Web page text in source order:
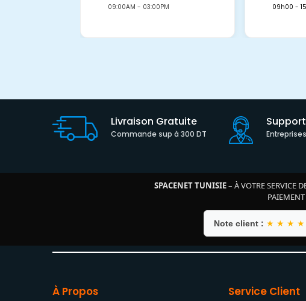
09:00AM - 03:00PM
09h00 -
Livraison Gratuite
Commande sup à 300 DT
SPACENET TUNISIE– À VOTRE SERVICE
Note client : ★ ★ ★ ★
À Propos Service Client